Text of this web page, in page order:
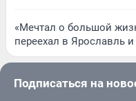
«Мечтал о большой
переехал в Ярославль
Подписаться на